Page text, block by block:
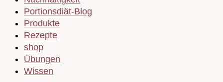
Portionsdiät-Blog
Produkte
Rezepte
shop
Übungen
Wissen